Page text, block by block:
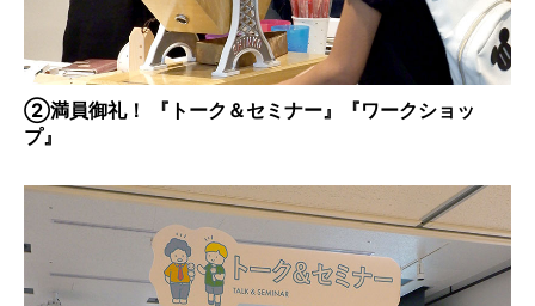
②満員御礼！ 『トーク＆セミナー』『ワークショッ
プ』